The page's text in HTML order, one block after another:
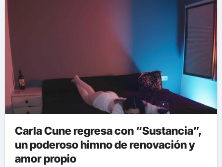
Carla Cune regresa con “Sustancia”,
un poderoso himno de renovación y
amor propio